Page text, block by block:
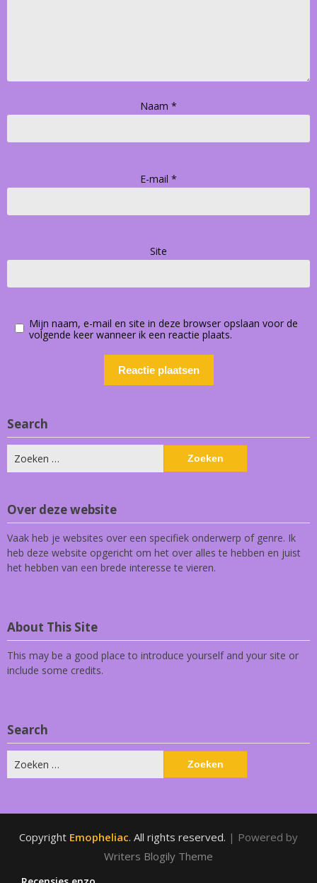
Naam *
E-mail *
Site
Mijn naam, e-mail en site in deze browser opslaan voor de
volgende keer wanneer ik een reactie plaats.
Search
Zoeken
naar:
Over deze website
Vaak heb je websites over een specifiek onderwerp of genre. Ik
heb deze website opgericht om het over alles te hebben en juist
het hebben van een brede interesse te vieren.
About This Site
This may be a good place to introduce yourself and your site or
include some credits.
Search
Zoeken
naar:
Copyright Emopheliac. All rights reserved. | Powered by
Writers Blogily Theme